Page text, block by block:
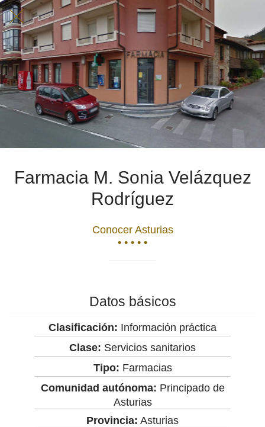
Farmacia M. Sonia Velázquez
Rodríguez
Conocer Asturias
• • • • •
Datos básicos
Clasificación: Información práctica
Clase: Servicios sanitarios
Tipo: Farmacias
Comunidad autónoma: Principado de
Asturias
Provincia: Asturias